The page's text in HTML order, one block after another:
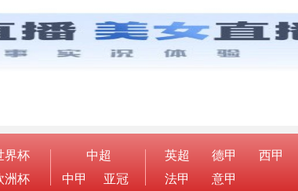
界杯
洲杯
中超
中甲
亚冠
英超 德甲
西甲
法甲
意甲